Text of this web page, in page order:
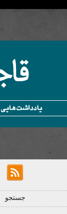
جستجو